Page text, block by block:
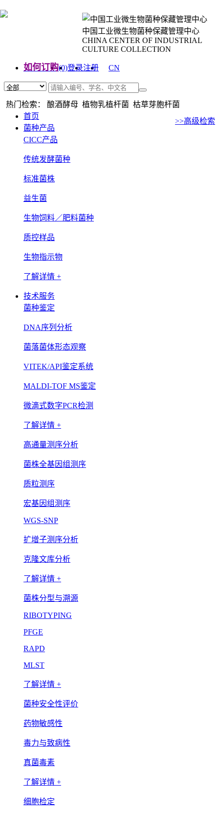
中国工业微生物菌种保藏管理中心
CHINA CENTER OF INDUSTRIAL
CULTURE COLLECTION
如何订购(0)登录注册
CN
热门检索： 酿酒酵母 植物乳植杆菌 枯草芽胞杆菌
>>高级检索
首页
菌种产品
CICC产品
传统发酵菌种
标准菌株
益生菌
生物饲料／肥料菌种
质控样品
生物指示物
了解详情 +
技术服务
菌种鉴定
DNA序列分析
菌落菌体形态观察
VITEK/API鉴定系统
MALDI-TOF MS鉴定
微滴式数字PCR检测
了解详情 +
高通量测序分析
菌株全基因组测序
质粒测序
宏基因组测序
WGS-SNP
扩增子测序分析
克隆文库分析
了解详情 +
菌株分型与溯源
RIBOTYPING
PFGE
RAPD
MLST
了解详情 +
菌种安全性评价
药物敏感性
毒力与致病性
真菌毒素
了解详情 +
细胞检定